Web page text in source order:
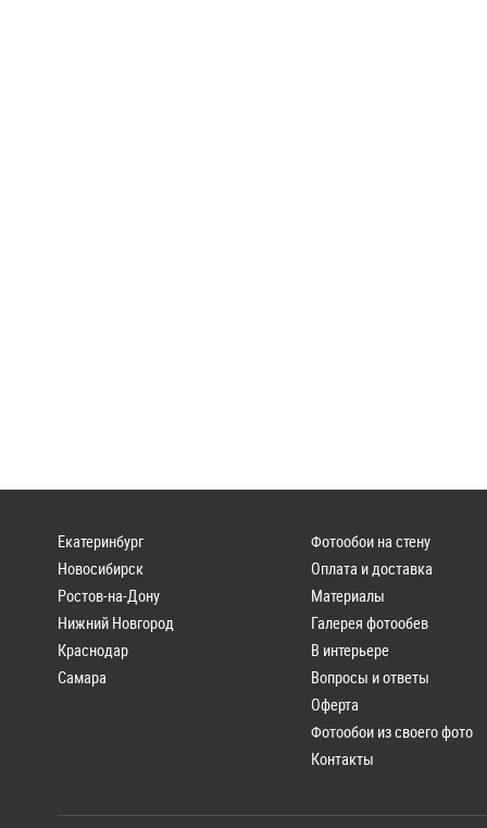
Екатеринбург
Новосибирск
Ростов-на-Дону
Нижний Новгород
Краснодар
Самара
Фотообои на стену
Оплата и доставка
Материалы
Галерея фотообев
В интерьере
Вопросы и ответы
Оферта
Фотообои из своего фото
Контакты